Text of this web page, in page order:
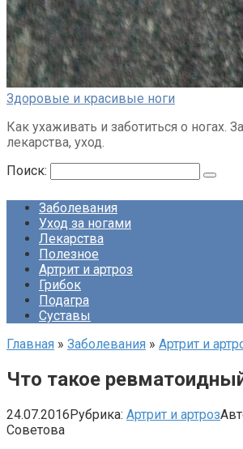
Здоровые и красивые ноги
Как ухаживать и заботиться о ногах.
лекарства, уход.
Поиск:
Заболевания
Уход за ногами
Лекарства
Полезное
Артрит и артроз
Грибок
Подагра
Суставы
Главная » Заболевания » Артрит и
Что такое
24.07.2016Рубрика: Артрит и артроз
Советова